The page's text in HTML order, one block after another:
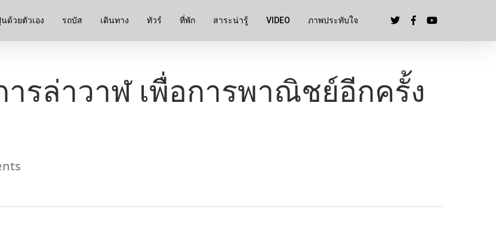
ด้วยตัวเอง รถบัส เดินทาง ทัวร์ ที่พัก สาระน่ารู้ VIDEO ภาพประทับใจ
รล่าวาฬ เพื่อการพาณิชย์อีกครั้ง